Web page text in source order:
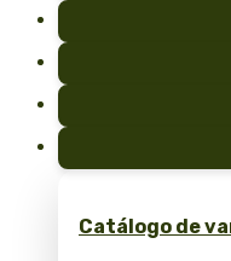
Catálogo de